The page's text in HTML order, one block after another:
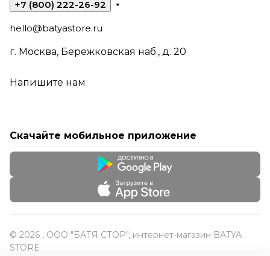
+7 (800) 222-26-92
hello@batyastore.ru
г. Москва, Бережковская наб., д. 20
Напишите нам
Скачайте мобильное приложение
© 2026 , ООО "БАТЯ СТОР", интернет-магазин BATYA
STORE